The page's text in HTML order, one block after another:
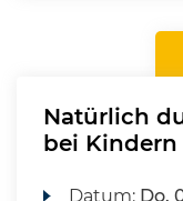
Natürlich
bei Kindern
Datum: Do.